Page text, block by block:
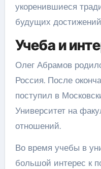
укоренившиеся
будущих
Учеба и
Олег Абрамов
Россия. После
поступил в
Университет на
отношений.
Во время учебы в
большой интерес к